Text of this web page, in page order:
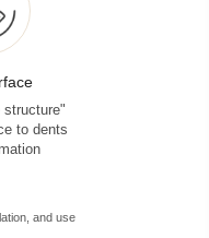
structure
to dents
and use.